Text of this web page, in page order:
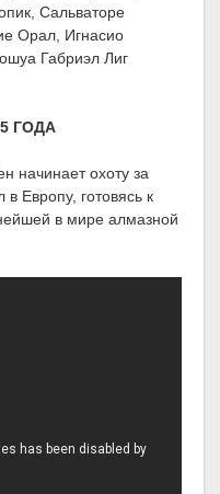
Сальваторе
Орал, Игнасио
Габриэл Лиг
ГОДА
начинает охоту за
Европу, готовясь к
в мире алмазной